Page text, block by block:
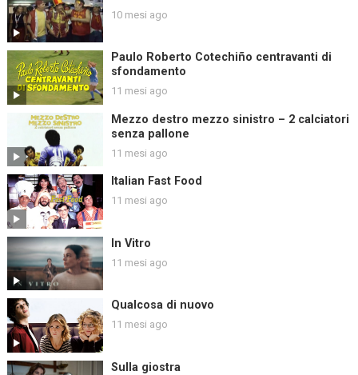
10 mesi ago
Paulo Roberto Cotechiño centravanti di
sfondamento
11 mesi ago
Mezzo destro mezzo sinistro – 2 calciatori
senza pallone
11 mesi ago
Italian Fast Food
11 mesi ago
In Vitro
11 mesi ago
Qualcosa di nuovo
11 mesi ago
Sulla giostra